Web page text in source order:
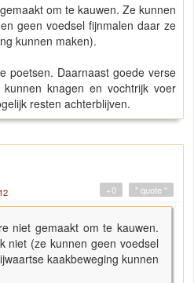
om te kauwen. Ze kunnen
geen voedsel fijnmalen daar ze
kunnen maken).
poetsen. Daarnaast goede verse
knagen en vochtrijk voer
resten achterblijven.
" quote "
+0
niet gemaakt om te kauwen.
niet (ze kunnen geen voedsel
kaakbeweging kunnen